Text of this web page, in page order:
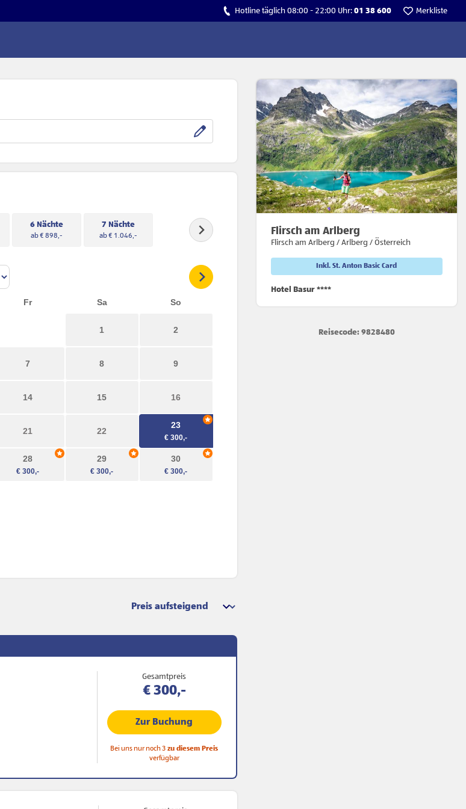
Hotline täglich 08:00 - 22:00 Uhr: 01 38 600 Merkliste
Flirsch am Arlberg
Flirsch am Arlberg / Arlberg / Österreich
Inkl. St. Anton Basic Card
Hotel Basur ****
Reisecode: 9828480
6 Nächte
ab € 898,-
7 Nächte
ab € 1.046,-
Fr Sa So
1 2
7 8 9
14 15 16
21 22
23
28 29 30
Sortierung
Gesamtpreis
€ 300,-
Zur Buchung
Bei uns nur noch 3 zu diesem Preis
verfügbar